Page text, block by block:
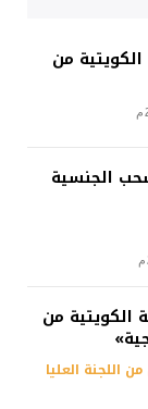
من
بسحب الجنسية
الكويتية من
اللجنة العليا